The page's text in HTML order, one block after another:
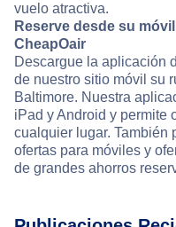
vuelo atractiva.
Reserve desde su
CheapOair
Descargue la aplicación
de nuestro sitio móvil su
Baltimore. Nuestra
iPad y Android y permite
cualquier lugar. También
ofertas para móviles y
de grandes ahorros